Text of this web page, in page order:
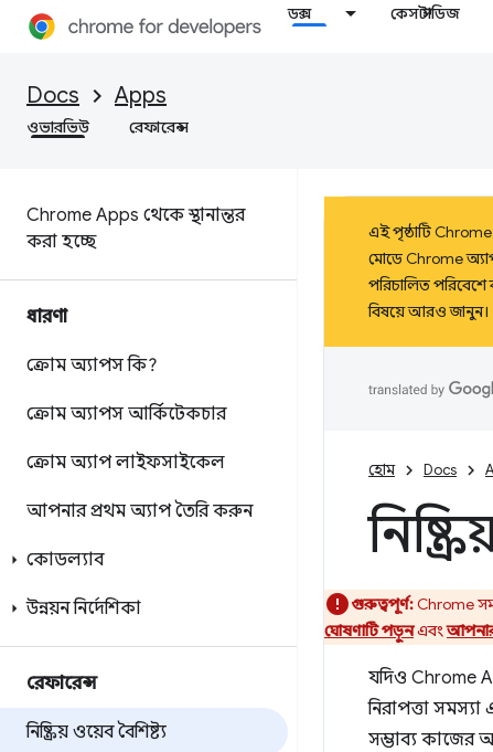
ডক্স কেস স্টাডিজ
Docs Apps
ওভারভিউ রেফারেন্স
Chrome Apps থেকে স্থানান্তর
করা হচ্ছে
ধারণা
ক্রোম অ্যাপস কি?
ক্রোম অ্যাপস আর্কিটেকচার
ক্রোম অ্যাপ লাইফসাইকেল
আপনার প্রথম অ্যাপ তৈরি করুন
কোডল্যাব
উন্নয়ন নির্দেশিকা
রেফারেন্স
নিষ্ক্রিয় ওয়েব বৈশিষ্ট্য
এই পৃষ্ঠাটি Chrome
মোডে Chrome
পরিচালিত
বিষয়ে আরও জানুন।
হোম Docs
গুরুত্বপূর্ণ:Chrome
ঘোষণাটি পড়ুনএবংআপনার
যদিও Chrome
নিরাপত্তা
সম্ভাব্য কাজের